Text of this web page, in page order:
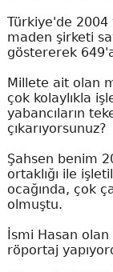
Türkiye'de 2004
maden şirketi
göstererek 649'a
Millete ait olan
çok kolaylıkla
yabancıların
çıkarıyorsunuz?
Şahsen benim
ortaklığı ile
ocağında, çok
olmuştu.
İsmi Hasan
röportaj